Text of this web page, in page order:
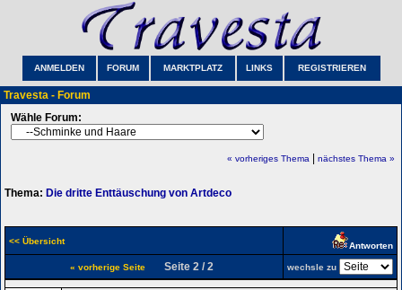
ANMELDEN FORUM MARKTPLATZ LINKS REGISTRIEREN
Travesta - Forum
Wähle Forum:
« vorheriges Thema nächstes Thema »
Thema: Die dritte Enttäuschung von Artdeco
<< Übersicht Antworten
« vorherige SeiteSeite 2 / 2 wechsle zu